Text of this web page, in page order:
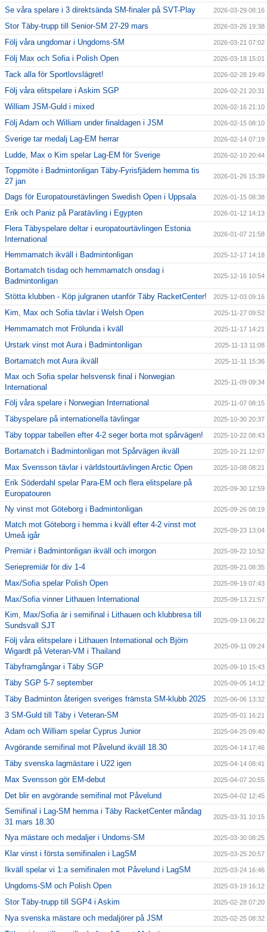
Se våra spelare i 3 direktsända SM-finaler på SVT-Play 2026-03-29 08:16
Stor Täby-trupp till Senior-SM 27-29 mars 2026-03-26 19:38
Följ våra ungdomar i Ungdoms-SM 2026-03-21 07:02
Följ Max och Sofia i Polish Open 2026-03-18 15:01
Tack alla för Sportlovslägret! 2026-02-28 19:49
Följ våra elitspelare i Askim SGP 2026-02-21 20:31
William JSM-Guld i mixed 2026-02-16 21:10
Följ Adam och William under finaldagen i JSM 2026-02-15 08:10
Sverige tar medalj Lag-EM herrar 2026-02-14 07:19
Ludde, Max o Kim spelar Lag-EM för Sverige 2026-02-10 20:44
Toppmöte i Badmintonligan Täby-Fyrisfjädern hemma tis
27 jan
2026-01-26 15:39
Dags för Europatouretävlingen Swedish Open i Uppsala 2026-01-15 08:38
Erik och Paniz på Paratävling i Egypten 2026-01-12 14:13
Flera Täbyspelare deltar i europatourtävlingen Estonia
International
2026-01-07 21:58
Hemmamatch ikväll i Badmintonligan 2025-12-17 14:18
Bortamatch tisdag och hemmamatch onsdag i
Badmintonligan
2025-12-16 10:54
Stötta klubben - Köp julgranen utanför Täby RacketCenter! 2025-12-03 09:16
Kim, Max och Sofia tävlar i Welsh Open 2025-11-27 09:52
Hemmamatch mot Frölunda i kväll 2025-11-17 14:21
Urstark vinst mot Aura i Badmintonligan 2025-11-13 11:08
Bortamatch mot Aura ikväll 2025-11-11 15:36
Max och Sofia spelar helsvensk final i Norwegian
International
2025-11-09 09:34
Följ våra spelare i Norwegian International 2025-11-07 08:15
Täbyspelare på internationella tävlingar 2025-10-30 20:37
Täby toppar tabellen efter 4-2 seger borta mot spårvägen! 2025-10-22 08:43
Bortamatch i Badmintonligan mot Spårvägen ikväll 2025-10-21 12:07
Max Svensson tävlar i världstourtävlingen Arctic Open 2025-10-08 08:21
Erik Söderdahl spelar Para-EM och flera elitspelare på
Europatouren
2025-09-30 12:59
Ny vinst mot Göteborg i Badmintonligan 2025-09-26 08:19
Match mot Göteborg i hemma i kväll efter 4-2 vinst mot
Umeå igår
2025-09-23 13:04
Premiär i Badmintonligan ikväll och imorgon 2025-09-22 10:52
Seriepremiär för div 1-4 2025-09-21 08:35
Max/Sofia spelar Polish Open 2025-09-19 07:43
Max/Sofia vinner Lithauen International 2025-09-13 21:57
Kim, Max/Sofia är i semifinal i Lithauen och klubbresa till
Sundsvall SJT
2025-09-13 06:22
Följ våra elitspelare i Lithauen International och Björn
Wigardt på Veteran-VM i Thailand
2025-09-11 09:24
Täbyframgångar i Täby SGP 2025-09-10 15:43
Täby SGP 5-7 september 2025-09-05 14:12
Täby Badminton återigen sveriges främsta SM-klubb 2025 2025-06-06 13:32
3 SM-Guld till Täby i Veteran-SM 2025-05-01 16:21
Adam och William spelar Cyprus Junior 2025-04-25 09:40
Avgörande semifinal mot Påvelund ikväll 18.30 2025-04-14 17:46
Täby svenska lagmästare i U22 igen 2025-04-14 08:41
Max Svensson gör EM-debut 2025-04-07 20:55
Det blir en avgörande semifinal mot Påvelund 2025-04-02 12:45
Semifinal i Lag-SM hemma i Täby RacketCenter måndag
31 mars 18.30
2025-03-31 10:15
Nya mästare och medaljer i Undoms-SM 2025-03-30 08:25
Klar vinst i första semifinalen i LagSM 2025-03-25 20:57
Ikväll spelar vi 1:a semifinalen mot Påvelund i LagSM 2025-03-24 16:46
Ungdoms-SM och Polish Open 2025-03-19 16:12
Stor Täby-trupp till SGP4 i Askim 2025-02-28 07:20
Nya svenska mästare och medaljörer på JSM 2025-02-25 08:32